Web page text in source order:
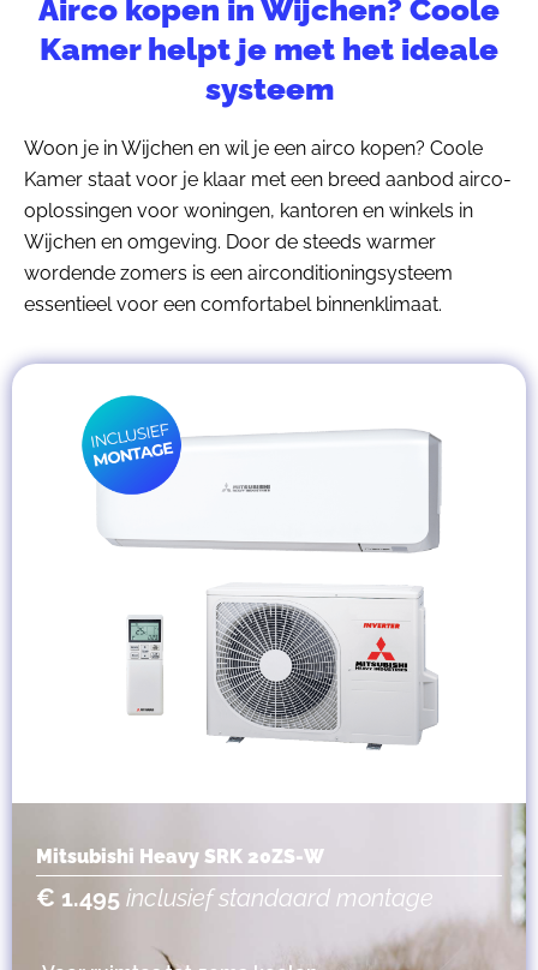
Airco kopen in Wijchen? Coole
Kamer helpt je met het ideale
systeem
Woon je in Wijchen en wil je een airco kopen? Coole
Kamer staat voor je klaar met een breed aanbod airco-
oplossingen voor woningen, kantoren en winkels in
Wijchen en omgeving. Door de steeds warmer
wordende zomers is een airconditioningsysteem
essentieel voor een comfortabel binnenklimaat.
Mitsubishi Heavy SRK 20ZS-W
€ 1.495 inclusief standaard montage